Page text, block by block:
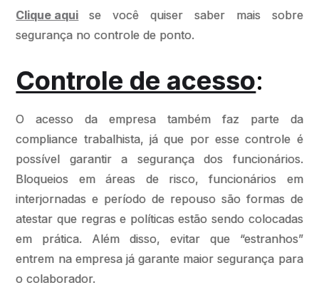
Clique aqui
se você quiser saber mais sobre
segurança no controle de ponto.
Controle de acesso:
O acesso da empresa também faz parte da
compliance trabalhista, já que por esse controle é
possível garantir a segurança dos funcionários.
Bloqueios em áreas de risco, funcionários em
interjornadas e período de repouso são formas de
atestar que regras e políticas estão sendo colocadas
em prática. Além disso, evitar que “estranhos”
entrem na empresa já garante maior segurança para
o colaborador.